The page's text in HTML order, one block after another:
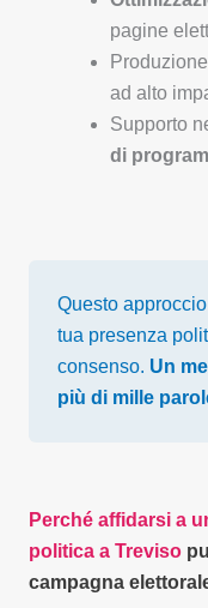
pagine
ad alto
Supporto
di
Questo
tua presenza
consenso. Un
più di mille
Perché affidarsi a
politica a Treviso
campagna